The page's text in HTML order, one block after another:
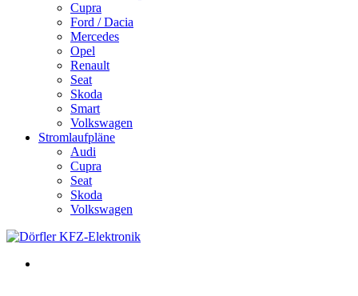
Cupra
Ford / Dacia
Mercedes
Opel
Renault
Seat
Skoda
Smart
Volkswagen
Stromlaufpläne
Audi
Cupra
Seat
Skoda
Volkswagen